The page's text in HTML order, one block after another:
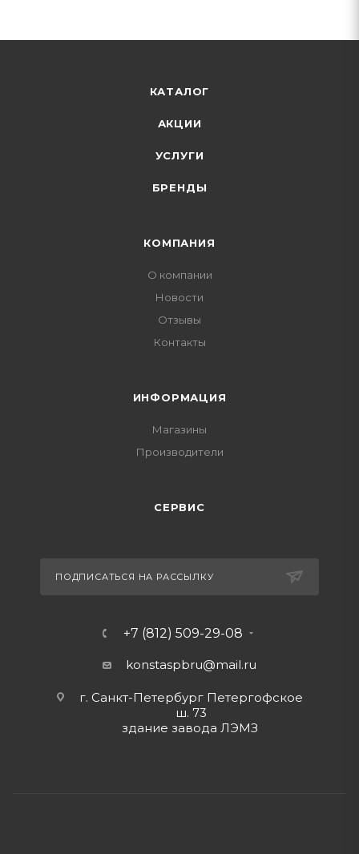
КАТАЛОГ
АКЦИИ
УСЛУГИ
БРЕНДЫ
КОМПАНИЯ
О компании
Новости
Отзывы
Контакты
ИНФОРМАЦИЯ
Магазины
Производители
СЕРВИС
ПОДПИСАТЬСЯ НА РАССЫЛКУ
+7 (812) 509-29-08
konstaspbru@mail.ru
г. Санкт-Петербург Петергофское
ш. 73
здание завода ЛЭМЗ